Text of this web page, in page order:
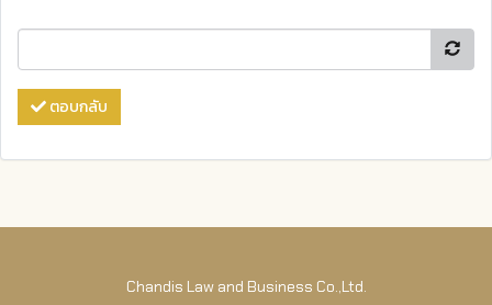
ตอบกลับ
Chandis Law and Business Co.,Ltd.